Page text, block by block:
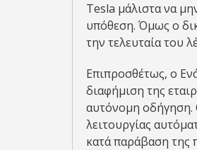
Tesla μάλιστα να
υπόθεση. Όμως ο
την τελευταία του
Επιπροσθέτως, ο
διαφήμιση της
αυτόνομη οδήγηση.
λειτουργίας
κατά παράβαση της